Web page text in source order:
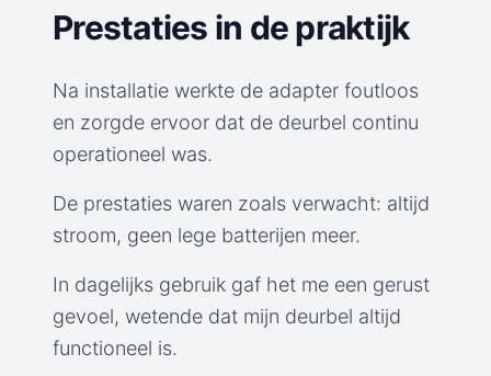
Prestaties in de praktijk
Na installatie werkte de adapter foutloos
en zorgde ervoor dat de deurbel continu
operationeel was.
De prestaties waren zoals verwacht: altijd
stroom, geen lege batterijen meer.
In dagelijks gebruik gaf het me een gerust
gevoel, wetende dat mijn deurbel altijd
functioneel is.